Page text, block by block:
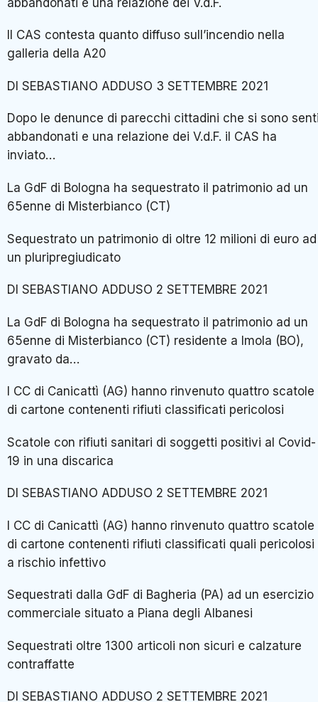
Il CAS contesta quanto diffuso sull’incendio nella
galleria della A20
DI SEBASTIANO ADDUSO 3 SETTEMBRE 2021
Dopo le denunce di parecchi cittadini che si sono
abbandonati e una relazione dei V.d.F. il CAS ha
inviato…
La GdF di Bologna ha sequestrato il patrimonio ad un
65enne di Misterbianco (CT)
Sequestrato un patrimonio di oltre 12 milioni di euro ad
un pluripregiudicato
DI SEBASTIANO ADDUSO 2 SETTEMBRE 2021
La GdF di Bologna ha sequestrato il patrimonio ad un
65enne di Misterbianco (CT) residente a Imola (BO),
gravato da…
I CC di Canicattì (AG) hanno rinvenuto quattro scatole
di cartone contenenti rifiuti classificati pericolosi
Scatole con rifiuti sanitari di soggetti positivi al Covid-
19 in una discarica
DI SEBASTIANO ADDUSO 2 SETTEMBRE 2021
I CC di Canicattì (AG) hanno rinvenuto quattro scatole
di cartone contenenti rifiuti classificati quali pericolosi
a rischio infettivo
Sequestrati dalla GdF di Bagheria (PA) ad un esercizio
commerciale situato a Piana degli Albanesi
Sequestrati oltre 1300 articoli non sicuri e calzature
contraffatte
DI SEBASTIANO ADDUSO 2 SETTEMBRE 2021